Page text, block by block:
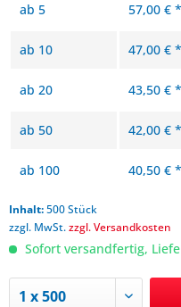
ab 5 57,00 €
ab 10 47,00 €
ab 20 43,50 €
ab 50 42,00 €
ab 100 40,50 €
Inhalt:500 Stück
zzgl. MwSt.zzgl. Versandkosten
Sofort versandfertig,